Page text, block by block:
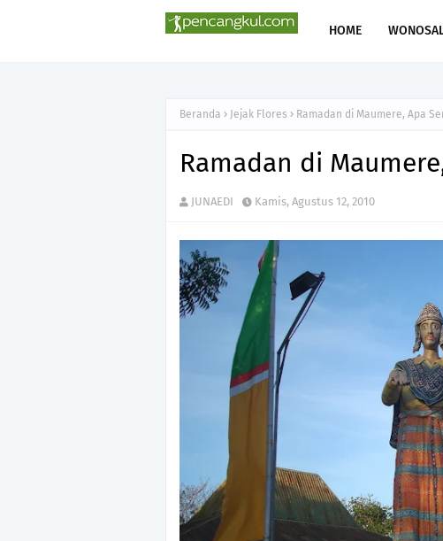
HOME
Beranda Jejak Flores Ramadan di Maumere, Apa
Ramadan di
JUNAEDI Kamis, Agustus 12, 2010